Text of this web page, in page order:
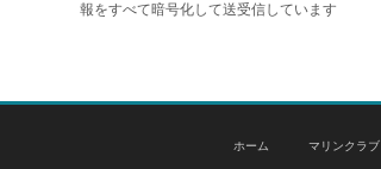
報をすべて暗号化して送受信しています
ホーム マリンクラブ